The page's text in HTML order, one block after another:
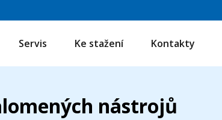
Servis Ke stažení Kontakty
nástrojů